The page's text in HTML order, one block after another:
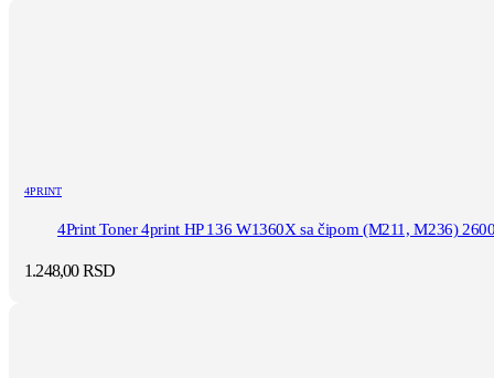
4PRINT
4Print Toner 4print HP 136 W1360X sa čipom (M211, M236)
1.248,00RSD